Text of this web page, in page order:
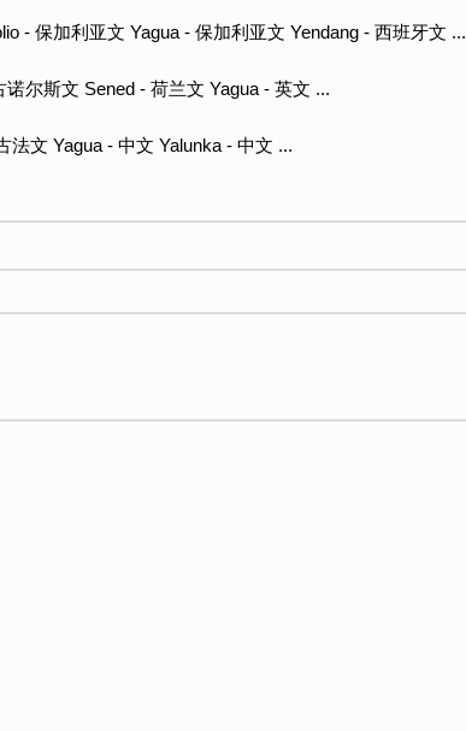
- 保加利亚文 Yagua - 保加利亚文 Yendang - 西班牙文 ...
诺尔斯文 Sened - 荷兰文 Yagua - 英文 ...
法文 Yagua - 中文 Yalunka - 中文 ...